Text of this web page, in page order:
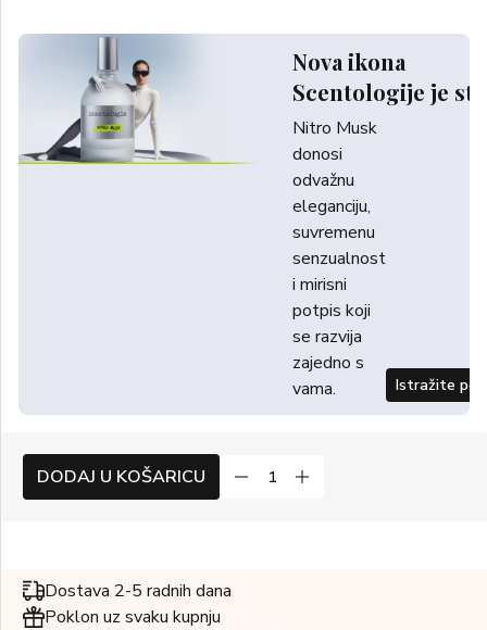
Nova ikona
Scentologije je
Nitro Musk
donosi
odvažnu
eleganciju,
suvremenu
senzualnost
i mirisni
potpis koji
se razvija
zajedno s
vama.
Istražite
DODAJ U KOŠARICU
Dostava 2-5 radnih dana
Poklon uz svaku kupnju